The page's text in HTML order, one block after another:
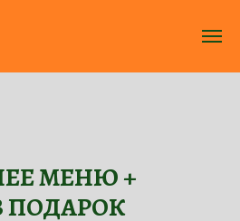
МЕНЮ +
ПОДАРОК